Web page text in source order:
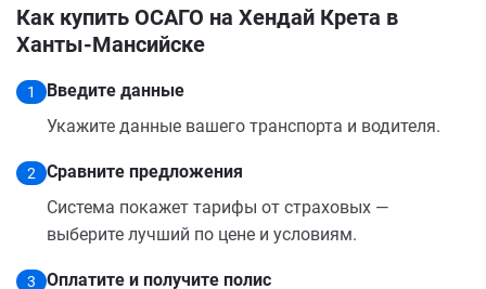
Как купить ОСАГО на Хендай Крета в
Ханты-Мансийске
1
Введите данные
Укажите данные вашего транспорта и водителя.
2
Сравните предложения
Система покажет тарифы от страховых —
выберите лучший по цене и условиям.
3
Оплатите и получите полис